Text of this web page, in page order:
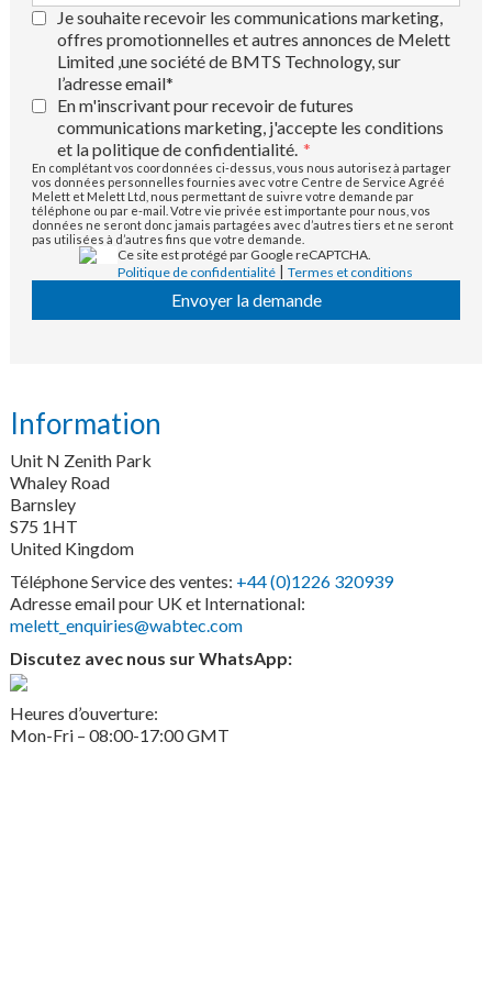
Information
Unit N Zenith Park
Whaley Road
Barnsley
S75 1HT
United Kingdom
Téléphone Service des ventes: +44 (0)1226 320939
Adresse email pour UK et International:
melett_enquiries@wabtec.com
Discutez avec nous sur WhatsApp:
Heures d’ouverture:
Mon-Fri – 08:00-17:00 GMT
Je souhaite recevoir les communications marketing,
offres promotionnelles et autres annonces de Melett
Limited ,une société de BMTS Technology, sur
l’adresse email*
En m'inscrivant pour recevoir de futures
communications marketing, j'accepte les conditions
et la politique de confidentialité. *
En complétant vos coordonnées ci-dessus, vous nous autorisez à partager
vos données personnelles fournies avec votre Centre de Service Agréé
Melett et Melett Ltd, nous permettant de suivre votre demande par
téléphone ou par e-mail. Votre vie privée est importante pour nous, vos
données ne seront donc jamais partagées avec d’autres tiers et ne seront
pas utilisées à d’autres fins que votre demande.
Ce site est protégé par Google reCAPTCHA.
Politique de confidentialité | Termes et conditions
Envoyer la demande